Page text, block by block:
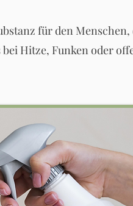
für den
Hitze, Funken oder